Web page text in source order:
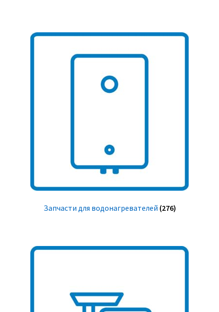
Запчасти для водонагревателей (276)